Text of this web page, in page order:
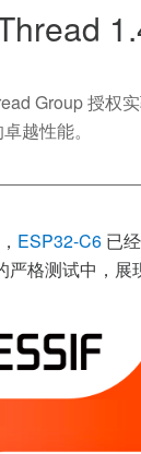
Group 授权
越性能。
ESP32-C6 已
严格测试中，展